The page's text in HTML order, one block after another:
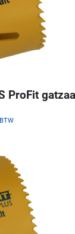
ProFit